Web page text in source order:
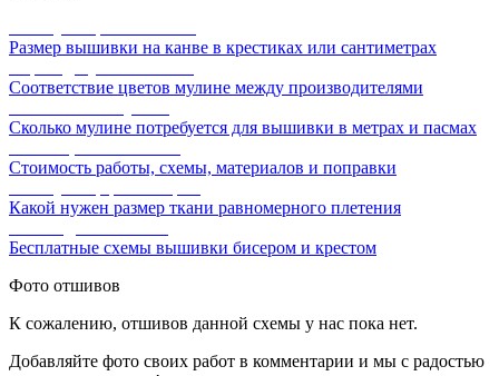
Размер вышивки на канве в крестиках или сантиметрах
Соответствие цветов мулине между производителями
Сколько мулине потребуется для вышивки в метрах и пасмах
Стоимость работы, схемы, материалов и поправки
Какой нужен размер ткани равномерного плетения
Бесплатные схемы вышивки бисером и крестом
Фото отшивов
К сожалению, отшивов данной схемы у нас пока нет.
Добавляйте фото своих работ в комментарии и мы с радостью